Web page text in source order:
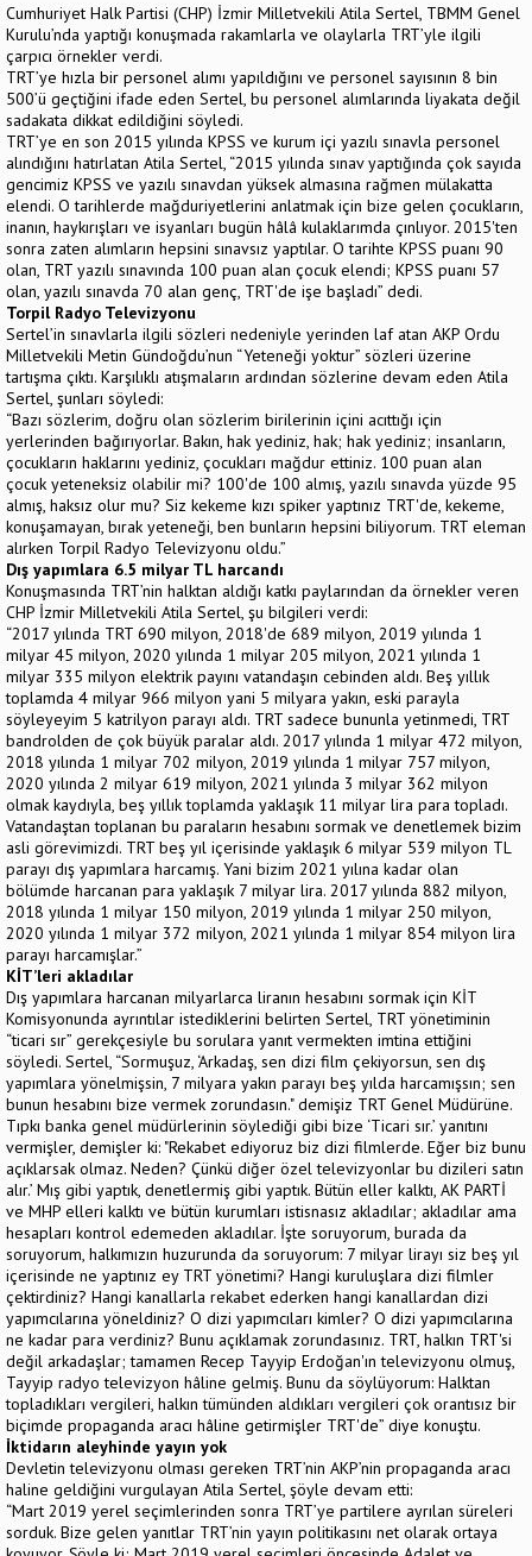
Cumhuriyet Halk Partisi (CHP) İzmir Milletvekili Atila Sertel, TBMM Genel
Kurulu’nda yaptığı konuşmada rakamlarla ve olaylarla TRT’yle ilgili
çarpıcı örnekler verdi.
TRT’ye hızla bir personel alımı yapıldığını ve personel sayısının 8 bin
500’ü geçtiğini ifade eden Sertel, bu personel alımlarında liyakata değil
sadakata dikkat edildiğini söyledi.
TRT’ye en son 2015 yılında KPSS ve kurum içi yazılı sınavla personel
alındığını hatırlatan Atila Sertel, “2015 yılında sınav yaptığında çok sayıda
gencimiz KPSS ve yazılı sınavdan yüksek almasına rağmen mülakatta
elendi. O tarihlerde mağduriyetlerini anlatmak için bize gelen çocukların,
inanın, haykırışları ve isyanları bugün hâlâ kulaklarımda çınlıyor. 2015'ten
sonra zaten alımların hepsini sınavsız yaptılar. O tarihte KPSS puanı 90
olan, TRT yazılı sınavında 100 puan alan çocuk elendi; KPSS puanı 57
olan, yazılı sınavda 70 alan genç, TRT'de işe başladı” dedi.
Torpil Radyo Televizyonu
Sertel’in sınavlarla ilgili sözleri nedeniyle yerinden laf atan AKP Ordu
Milletvekili Metin Gündoğdu’nun “Yeteneği yoktur” sözleri üzerine
tartışma çıktı. Karşılıklı atışmaların ardından sözlerine devam eden Atila
Sertel, şunları söyledi:
“Bazı sözlerim, doğru olan sözlerim birilerinin içini acıttığı için
yerlerinden bağırıyorlar. Bakın, hak yediniz, hak; hak yediniz; insanların,
çocukların haklarını yediniz, çocukları mağdur ettiniz. 100 puan alan
çocuk yeteneksiz olabilir mi? 100'de 100 almış, yazılı sınavda yüzde 95
almış, haksız olur mu? Siz kekeme kızı spiker yaptınız TRT'de, kekeme,
konuşamayan, bırak yeteneği, ben bunların hepsini biliyorum. TRT eleman
alırken Torpil Radyo Televizyonu oldu.”
Dış yapımlara 6.5 milyar TL harcandı
Konuşmasında TRT’nin halktan aldığı katkı paylarından da örnekler veren
CHP İzmir Milletvekili Atila Sertel, şu bilgileri verdi:
“2017 yılında TRT 690 milyon, 2018'de 689 milyon, 2019 yılında 1
milyar 45 milyon, 2020 yılında 1 milyar 205 milyon, 2021 yılında 1
milyar 335 milyon elektrik payını vatandaşın cebinden aldı. Beş yıllık
toplamda 4 milyar 966 milyon yani 5 milyara yakın, eski parayla
söyleyeyim 5 katrilyon parayı aldı. TRT sadece bununla yetinmedi, TRT
bandrolden de çok büyük paralar aldı. 2017 yılında 1 milyar 472 milyon,
2018 yılında 1 milyar 702 milyon, 2019 yılında 1 milyar 757 milyon,
2020 yılında 2 milyar 619 milyon, 2021 yılında 3 milyar 362 milyon
olmak kaydıyla, beş yıllık toplamda yaklaşık 11 milyar lira para topladı.
Vatandaştan toplanan bu paraların hesabını sormak ve denetlemek bizim
asli görevimizdi. TRT beş yıl içerisinde yaklaşık 6 milyar 539 milyon TL
parayı dış yapımlara harcamış. Yani bizim 2021 yılına kadar olan
bölümde harcanan para yaklaşık 7 milyar lira. 2017 yılında 882 milyon,
2018 yılında 1 milyar 150 milyon, 2019 yılında 1 milyar 250 milyon,
2020 yılında 1 milyar 372 milyon, 2021 yılında 1 milyar 854 milyon lira
parayı harcamışlar.”
KİT’leri akladılar
Dış yapımlara harcanan milyarlarca liranın hesabını sormak için KİT
Komisyonunda ayrıntılar istediklerini belirten Sertel, TRT yönetiminin
“ticari sır” gerekçesiyle bu sorulara yanıt vermekten imtina ettiğini
söyledi. Sertel, “Sormuşuz, ‘Arkadaş, sen dizi film çekiyorsun, sen dış
yapımlara yönelmişsin, 7 milyara yakın parayı beş yılda harcamışsın; sen
bunun hesabını bize vermek zorundasın." demişiz TRT Genel Müdürüne.
Tıpkı banka genel müdürlerinin söylediği gibi bize ‘Ticari sır.’ yanıtını
vermişler, demişler ki: "Rekabet ediyoruz biz dizi filmlerde. Eğer biz bunu
açıklarsak olmaz. Neden? Çünkü diğer özel televizyonlar bu dizileri satın
alır.’ Mış gibi yaptık, denetlermiş gibi yaptık. Bütün eller kalktı, AK PARTİ
ve MHP elleri kalktı ve bütün kurumları istisnasız akladılar; akladılar ama
hesapları kontrol edemeden akladılar. İşte soruyorum, burada da
soruyorum, halkımızın huzurunda da soruyorum: 7 milyar lirayı siz beş yıl
içerisinde ne yaptınız ey TRT yönetimi? Hangi kuruluşlara dizi filmler
çektirdiniz? Hangi kanallarla rekabet ederken hangi kanallardan dizi
yapımcılarına yöneldiniz? O dizi yapımcıları kimler? O dizi yapımcılarına
ne kadar para verdiniz? Bunu açıklamak zorundasınız. TRT, halkın TRT'si
değil arkadaşlar; tamamen Recep Tayyip Erdoğan'ın televizyonu olmuş,
Tayyip radyo televizyon hâline gelmiş. Bunu da söylüyorum: Halktan
topladıkları vergileri, halkın tümünden aldıkları vergileri çok orantısız bir
biçimde propaganda aracı hâline getirmişler TRT'de” diye konuştu.
İktidarın aleyhinde yayın yok
Devletin televizyonu olması gereken TRT’nin AKP’nin propaganda aracı
haline geldiğini vurgulayan Atila Sertel, şöyle devam etti:
“Mart 2019 yerel seçimlerinden sonra TRT’ye partilere ayrılan süreleri
sorduk. Bize gelen yanıtlar TRT’nin yayın politikasını net olarak ortaya